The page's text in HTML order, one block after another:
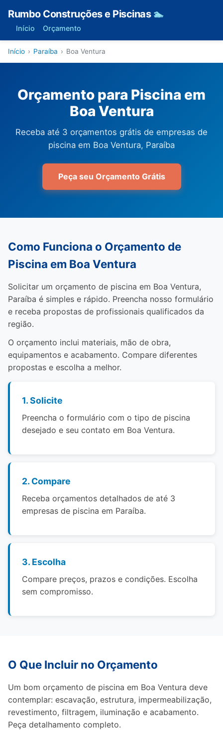
Rumbo Construções e Piscinas 🏊
Início Orçamento
Início › Paraíba › Boa Ventura
Orçamento para Piscina em
Boa Ventura
Receba até 3 orçamentos grátis de empresas de
piscina em Boa Ventura, Paraíba
Peça seu Orçamento Grátis
Como Funciona o Orçamento de
Piscina em Boa Ventura
Solicitar um orçamento de piscina em Boa Ventura,
Paraíba é simples e rápido. Preencha nosso formulário
e receba propostas de profissionais qualificados da
região.
O orçamento inclui materiais, mão de obra,
equipamentos e acabamento. Compare diferentes
propostas e escolha a melhor.
1. Solicite
Preencha o formulário com o tipo de piscina
desejado e seu contato em Boa Ventura.
2. Compare
Receba orçamentos detalhados de até 3
empresas de piscina em Paraíba.
3. Escolha
Compare preços, prazos e condições. Escolha
sem compromisso.
O Que Incluir no Orçamento
Um bom orçamento de piscina em Boa Ventura deve
contemplar: escavação, estrutura, impermeabilização,
revestimento, filtragem, iluminação e acabamento.
Peça detalhamento completo.